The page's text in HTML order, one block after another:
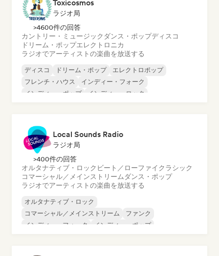
Toxicosmos
ラジオ局
>4600件の回答
カントリー・ミュージック ダンス・ポップディスコ
ドリーム・ポップエレクトロニカ
ラジオでアーティストの楽曲を放送する
ディスコ ドリーム・ポップ
エレクトロポップ
フレンチ・ハウス
インディー・フォーク
インディー・ポップ
インディー・ロック
Local Sounds Radio
ラジオ局
>400件の回答
オルタナティブ・ロック ビート／ローファイクラシック
コマーシャル／メインストリーム ダンス・ポップ
ラジオでアーティストの楽曲を放送する
オルタナティブ・ロック
コマーシャル／メインストリーム
ファンク
インディー・フォーク
インディー・ポップ